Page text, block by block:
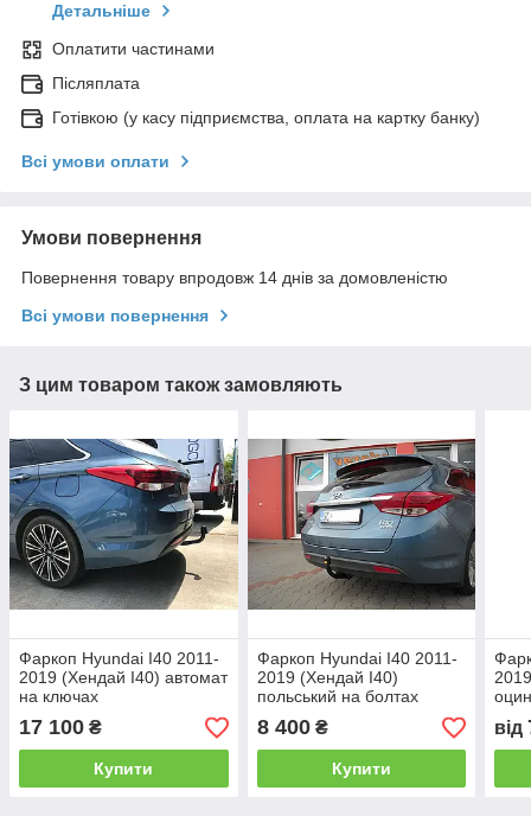
Детальніше
Оплатити частинами
Післяплата
Готівкою (у касу підприємства, оплата на картку банку)
Всі умови оплати
Умови повернення
Повернення товару впродовж 14 днів за домовленістю
Всі умови повернення
З цим товаром також замовляють
Фаркоп Hyundai I40 2011-
2019 (Хендай I40) автомат
на ключах
17 100 ₴
Купити
Фаркоп Hyundai I40 2011-
2019 (Хендай I40)
польський на болтах
8 400₴
Купити
від